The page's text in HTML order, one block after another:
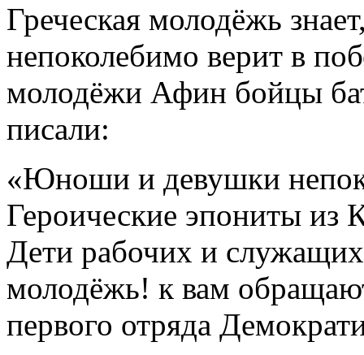
Греческая молодёжь
непоколебимо верит в
молодёжи Афин бойцы
писали:
«Юноши и девушки
Героические эпониты из
Дети рабочих и
молодёжь! к вам
первого отряда